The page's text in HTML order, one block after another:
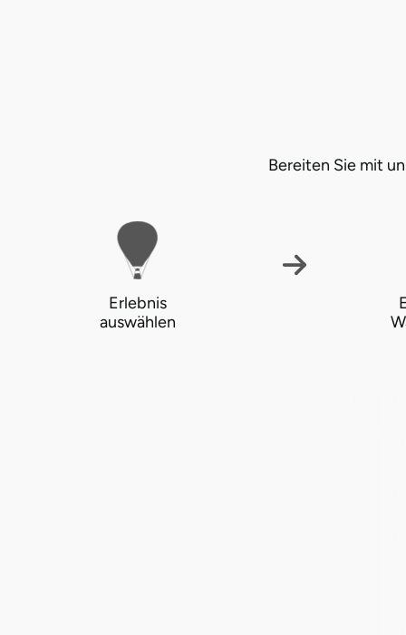
Bereiten Sie mit
Erlebnis
auswählen